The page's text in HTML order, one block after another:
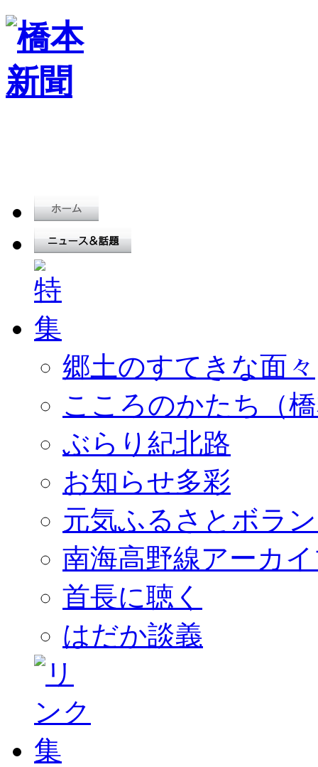
郷土のすてきな面々
こころのかたち（
ぶらり紀北路
お知らせ多彩
元気ふるさとボラ
南海高野線アーカ
首長に聴く
はだか談義